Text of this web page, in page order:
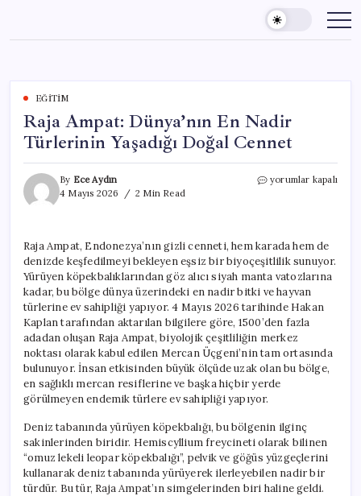
content
EĞITIM
Raja Ampat: Dünya’nın En Nadir
Türlerinin Yaşadığı Doğal Cennet
By Ece Aydın
4 Mayıs 2026
2 Min Read
Raja
Türlerinin
Yaşadığı
Doğal
Cennet
için
yorumlar kapalı
Raja Ampat, Endonezya’nın gizli cenneti, hem karada hem de
denizde keşfedilmeyi bekleyen eşsiz bir biyoçeşitlilik sunuyor.
Yürüyen köpekbalıklarından göz alıcı siyah manta vatozlarına
kadar, bu bölge dünya üzerindeki en nadir bitki ve hayvan
türlerine ev sahipliği yapıyor. 4 Mayıs 2026 tarihinde Hakan
Kaplan tarafından aktarılan bilgilere göre, 1500’den fazla
adadan oluşan Raja Ampat, biyolojik çeşitliliğin merkez
noktası olarak kabul edilen Mercan Üçgeni’nin tam ortasında
bulunuyor. İnsan etkisinden büyük ölçüde uzak olan bu bölge,
en sağlıklı mercan resiflerine ve başka hiçbir yerde
görülmeyen endemik türlere ev sahipliği yapıyor.
Deniz tabanında yürüyen köpekbalığı, bu bölgenin ilginç
sakinlerinden biridir. Hemiscyllium freycineti olarak bilinen
“omuz lekeli leopar köpekbalığı”, pelvik ve göğüs yüzgeçlerini
kullanarak deniz tabanında yürüyerek ilerleyebilen nadir bir
türdür. Bu tür, Raja Ampat’ın simgelerinden biri haline geldi.